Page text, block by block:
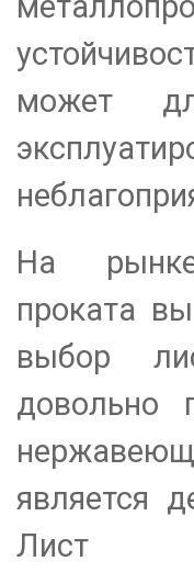
может
На
проката
выбор
довольно
является
Лист